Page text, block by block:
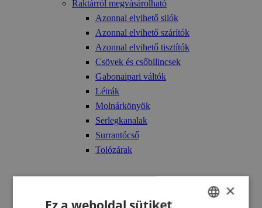
Raktárról megvásárolható
Azonnal elvihető silók
Azonnal elvihető szárítók
Azonnal elvihető tisztítók
Csövek és csőbilincsek
Gabonaipari váltók
Létrák
Molnárkönyök
Serlegkanalak
Surrantócső
Tolózárak
Technológia
×